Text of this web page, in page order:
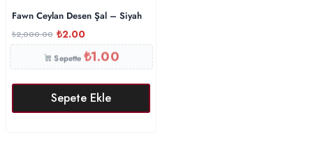
Fawn Ceylan Desen Şal – Siyah
₺2,000.00 ₺2.00
Sepette ₺1.00
Sepete Ekle